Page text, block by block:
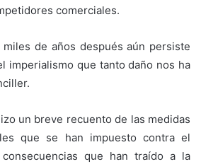
comerciales.
miles de años después aún persiste
imperialismo que tanto daño nos ha
un breve recuento de las medidas
que se han impuesto contra el
que han traído a la